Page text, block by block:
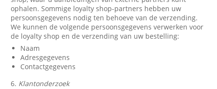
ophalen. Sommige loyalty shop-partners hebben uw
persoonsgegevens nodig ten behoeve van de verzending.
We kunnen de volgende persoonsgegevens verwerken voor
de loyalty shop en de verzending van uw bestelling:
Naam
Adresgegevens
Contactgegevens
6. Klantonderzoek